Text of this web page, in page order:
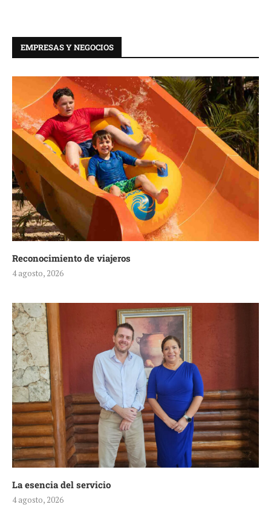
EMPRESAS Y NEGOCIOS
Reconocimiento de viajeros
4 agosto, 2026
La esencia del servicio
4 agosto, 2026